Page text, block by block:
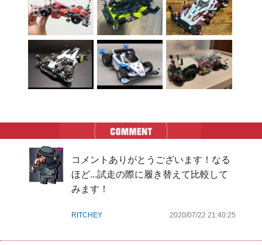
コメントありがとうございます！なる
ほど...試走の際に履き替えて比較して
みます！
RITCHEY 2020/07/22 21:40:25